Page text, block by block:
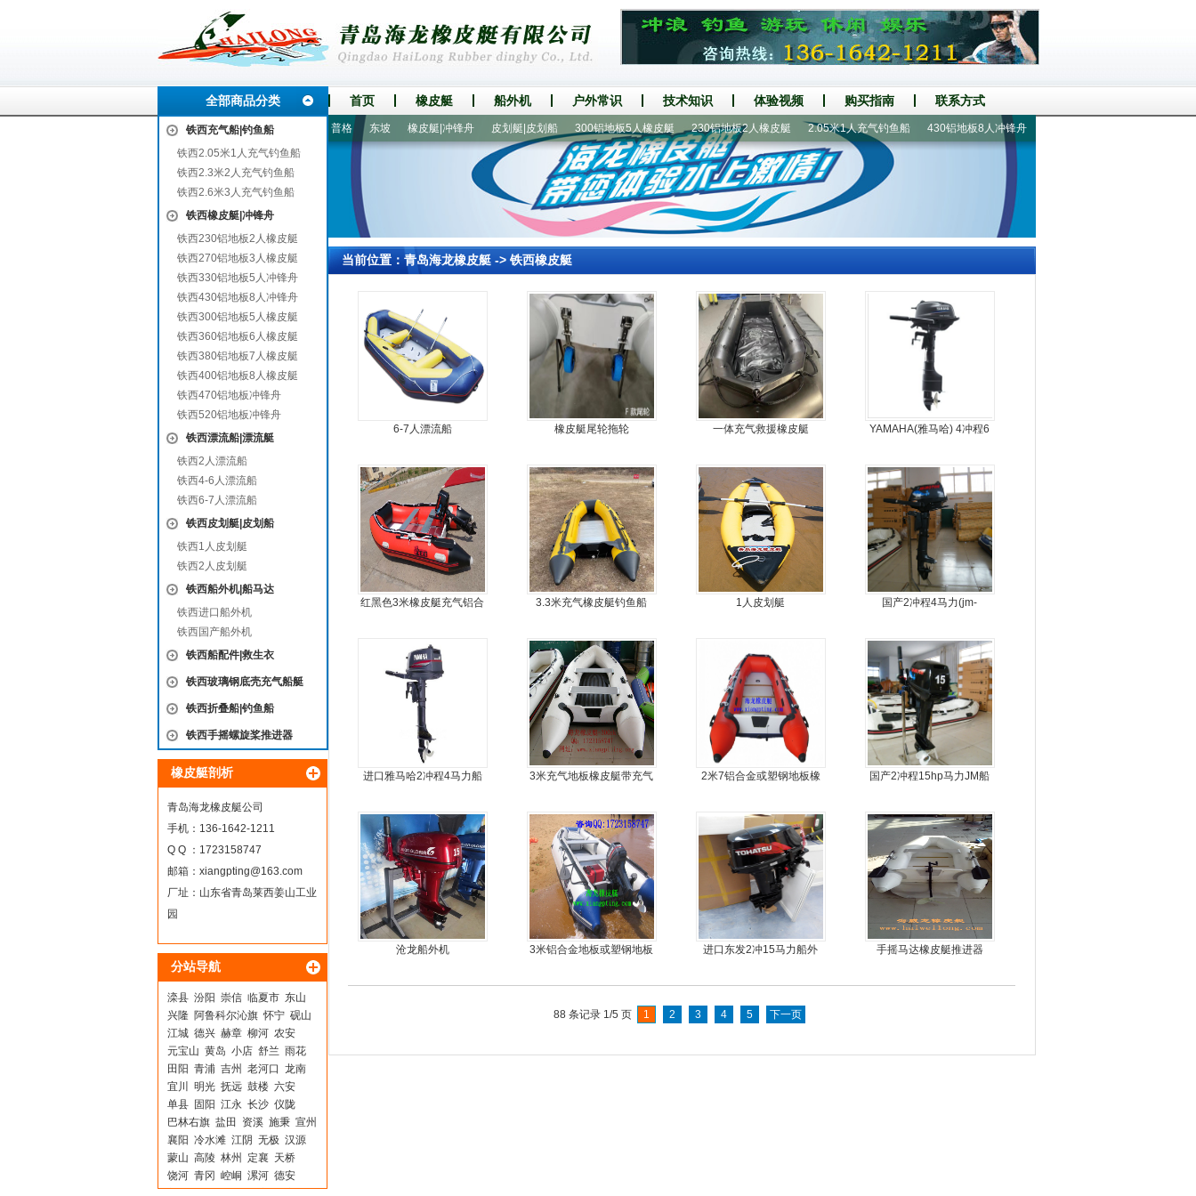
全部商品分类 首页 橡皮艇 船外机 户外常识 技术知识 体验视频 购买指南 联系方式
铁西充气船|钓鱼船
铁西2.05米1人充气钓鱼船
铁西2.3米2人充气钓鱼船
铁西2.6米3人充气钓鱼船
铁西橡皮艇|冲锋舟
铁西230铝地板2人橡皮艇
铁西270铝地板3人橡皮艇
铁西330铝地板5人冲锋舟
铁西430铝地板8人冲锋舟
铁西300铝地板5人橡皮艇
铁西360铝地板6人橡皮艇
铁西380铝地板7人橡皮艇
铁西400铝地板8人橡皮艇
铁西470铝地板冲锋舟
铁西520铝地板冲锋舟
铁西漂流船|漂流艇
铁西2人漂流船
铁西4-6人漂流船
铁西6-7人漂流船
铁西皮划艇|皮划船
铁西1人皮划艇
铁西2人皮划艇
铁西船外机|船马达
铁西进口船外机
铁西国产船外机
铁西船配件|救生衣
铁西玻璃钢底壳充气船艇
铁西折叠船|钓鱼船
铁西手摇螺旋桨推进器
橡皮艇剖析
青岛海龙橡皮艇公司
手机：136-1642-1211
Q Q ：1723158747
邮箱： xiangpting@163.com
厂址：山东省青岛莱西姜山工业
园
分站导航
滦县 汾阳 崇信 临夏市 东山
兴隆 阿鲁科尔沁旗 怀宁 砚山
江城 德兴 赫章 柳河 农安
元宝山 黄岛 小店 舒兰 雨花
田阳 青浦 吉州 老河口 龙南
宜川
明光 抚远 鼓楼 六安
单县
固阳 江永 长沙 仪陇
巴林右旗 盐田 资溪 施秉 宣州
襄阳 冷水滩 江阴 无极 汉源
蒙山 高陵 林州 定襄 天桥
饶河 青冈 崆峒 漯河 德安
铜仁地区 泸西 泽库 普格 东坡 橡皮艇|冲锋舟 皮划艇|皮划船 300铝地板5人橡皮艇 230铝地板2人橡皮艇 2.05米1人充气钓鱼船 430铝地板8人冲锋舟 国产船外机
当前位置： 青岛海龙橡皮艇-> 铁西橡皮艇
6-7人漂流船 橡皮艇尾轮拖轮 一体充气救援橡皮艇
YAMAHA(雅马哈) 4冲程6
红黑色3米橡皮艇充气铝合
3.3米充气橡皮艇钓鱼船 1人皮划艇
国产2冲程4马力(jm-
进口雅马哈2冲程4马力船
3米充气地板橡皮艇带充气
2米7铝合金或塑钢地板橡
国产2冲程15hp马力JM船
沧龙船外机
3米铝合金地板或塑钢地板
进口东发2冲15马力船外
手摇马达橡皮艇推进器
88 条记录 1/5 页 1 2 3 4 5 下一页